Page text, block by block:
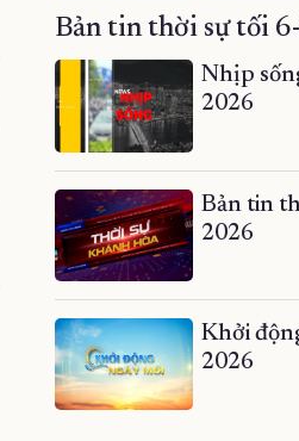
Bản tin thời sự tối
Nhịp
2026
Bản tin
2026
Khởi
2026